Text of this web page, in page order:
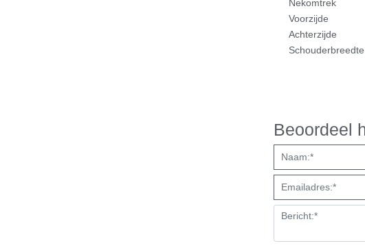
Nekomtrek
Voorzijde
Achterzijde
Schouderbreedte
Beoordeel